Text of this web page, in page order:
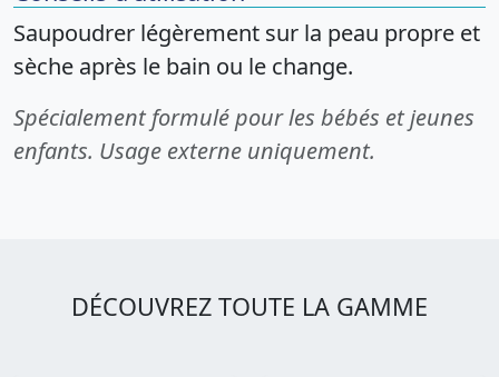
Saupoudrer légèrement sur la peau propre et
sèche après le bain ou le change.
Spécialement formulé pour les bébés et jeunes
enfants. Usage externe uniquement.
DÉCOUVREZ TOUTE LA GAMME